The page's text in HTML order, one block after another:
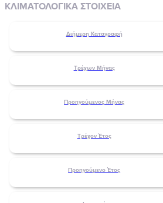
ΚΛΙΜΑΤΟΛΟΓΙΚΑ ΣΤΟΙΧΕΙΑ
Διήμερη Καταγραφή
Τρέχων Μήνας
Προηγούμενος Μήνας
Τρέχον Έτος
Προηγούμενο Έτος